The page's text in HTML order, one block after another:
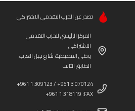
تصدر عن الحزب التقدمي الاشتراكي
المركز الرئيسي للحزب التقدمي
الاشتراكي
وطى المصيطبة، شارع جبل العرب،
الطابق الثالث
+961 1 309123 / +961 3 070124
+961 1 318119 :FAX